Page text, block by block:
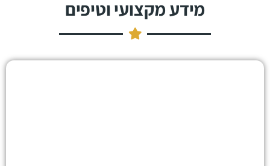
מידע מקצועי וטיפים